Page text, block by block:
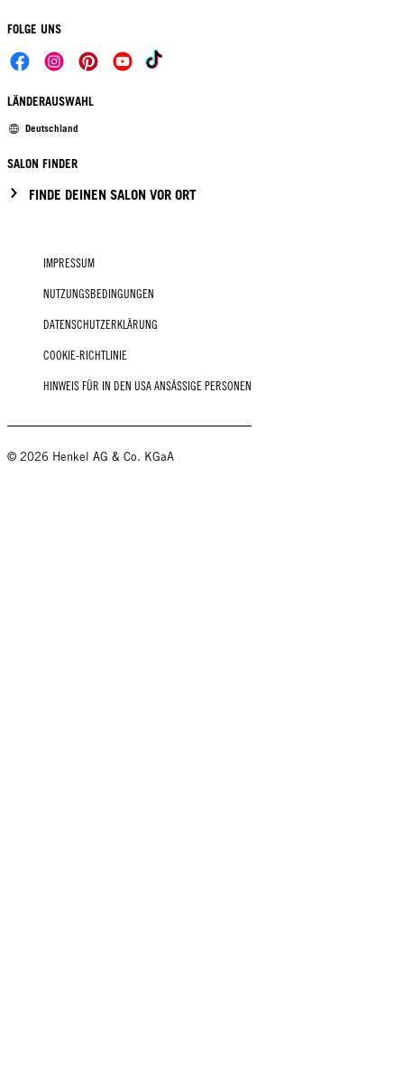
FOLGE UNS
LÄNDERAUSWAHL
Deutschland
SALON FINDER
FINDE DEINEN SALON VOR ORT
IMPRESSUM
NUTZUNGSBEDINGUNGEN
DATENSCHUTZERKLÄRUNG
COOKIE-RICHTLINIE
HINWEIS FÜR IN DEN USA ANSÄSSIGE PERSONEN
© 2026 Henkel AG & Co. KGaA